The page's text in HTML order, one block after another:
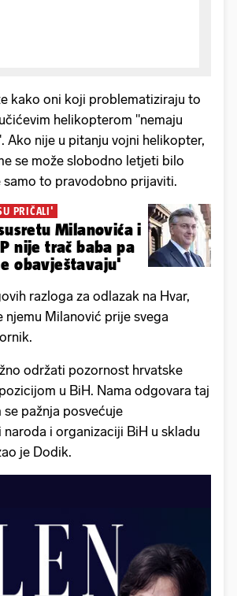
kako oni koji problematiziraju to
helikopterom "nemaju
Ako nije u pitanju vojni helikopter,
se može slobodno letjeti bilo
samo to pravodobno prijaviti.
PRIČALI'
Milanovića i
nije trač baba pa
obavještavaju'
razloga za odlazak na Hvar,
njemu Milanović prije svega
održati pozornost hrvatske
u BiH. Nama odgovara taj
pažnja posvećuje
i organizaciji BiH u skladu
je Dodik.